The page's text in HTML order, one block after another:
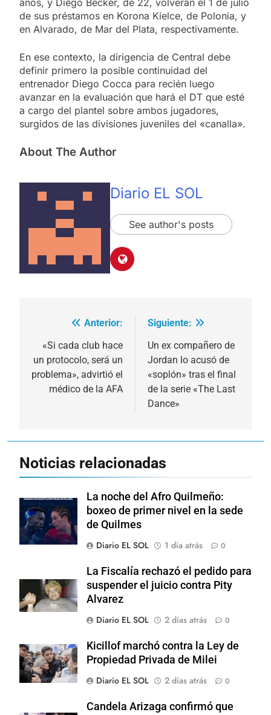
de sus préstamos en Korona Kielce, de Polonia, y
en Alvarado, de Mar del Plata, respectivamente.
En ese contexto, la dirigencia de Central debe
definir primero la posible continuidad del
entrenador Diego Cocca para recién luego
avanzar en la evaluación que hará el DT que esté
a cargo del plantel sobre ambos jugadores,
surgidos de las divisiones juveniles del «canalla».
About The Author
Diario EL SOL
See author's posts
Navegación
de
entradas
Anterior:
«Si cada club hace
un protocolo, será un
problema», advirtió el
médico de la AFA
Siguiente:
Un ex compañero de
Jordan lo acusó de
«soplón» tras el final
de la serie «The Last
Dance»
Noticias relacionadas
La noche del Afro Quilmeño:
boxeo de primer nivel en la sede
de Quilmes
Diario EL SOL
1 día atrás 0
La Fiscalía rechazó el pedido para
suspender el juicio contra Pity
Alvarez
Diario EL SOL
2 días atrás 0
Kicillof marchó contra la Ley de
Propiedad Privada de Milei
Diario EL SOL
2 días atrás 0
Candela Arizaga confirmó que